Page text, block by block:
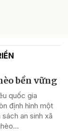
bền vững
quốc gia
định hình một
an sinh xã